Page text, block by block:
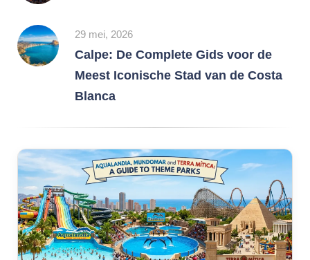
29 mei, 2026
Calpe: De Complete Gids voor de
Meest Iconische Stad van de Costa
Blanca